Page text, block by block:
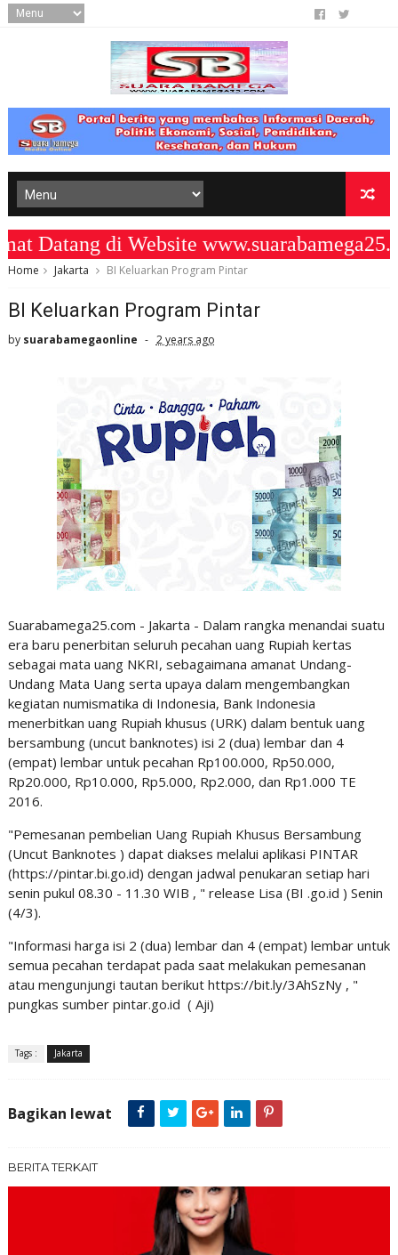
di Website
Home Jakarta BI Keluarkan Program Pintar
BI Keluarkan Program Pintar
by suarabamegaonline 2 years ago
Suarabamega25.com - Jakarta - Dalam rangka menandai suatu
era baru penerbitan seluruh pecahan uang Rupiah kertas
sebagai mata uang NKRI, sebagaimana amanat Undang-
Undang Mata Uang serta upaya dalam mengembangkan
kegiatan numismatika di Indonesia, Bank Indonesia
menerbitkan uang Rupiah khusus (URK) dalam bentuk uang
bersambung (uncut banknotes) isi 2 (dua) lembar dan 4
(empat) lembar untuk pecahan Rp100.000, Rp50.000,
Rp20.000, Rp10.000, Rp5.000, Rp2.000, dan Rp1.000 TE
2016.
"Pemesanan pembelian Uang Rupiah Khusus Bersambung
(Uncut Banknotes ) dapat diakses melalui aplikasi PINTAR
(https://pintar.bi.go.id) dengan jadwal penukaran setiap hari
senin pukul 08.30 - 11.30 WIB , " release Lisa (BI .go.id ) Senin
(4/3).
"Informasi harga isi 2 (dua) lembar dan 4 (empat) lembar untuk
semua pecahan terdapat pada saat melakukan pemesanan
atau mengunjungi tautan berikut https://bit.ly/3AhSzNy , "
pungkas sumber pintar.go.id ( Aji)
Tags : Jakarta
Bagikan lewat
BERITA TERKAIT